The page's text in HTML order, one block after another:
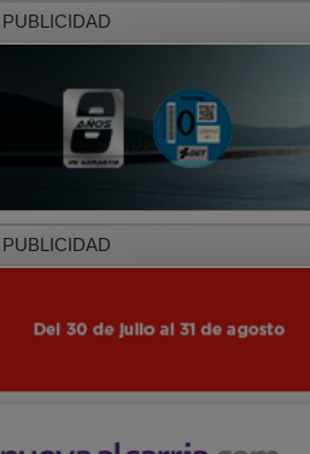
PUBLICIDAD
PUBLICIDAD